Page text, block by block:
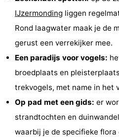
IJzermonding liggen
Rond laagwater maak je de
gerust een verrekijker mee.
Een paradijs voor vogels:
broedplaats en
trekvogels, met name in het
Op pad met een gids: er
strandtochten en
waarbij je de specifieke flora